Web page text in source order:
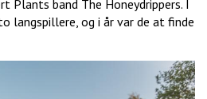
Plants band The Honeydrippers. I
langspillere, og i år var de at finde